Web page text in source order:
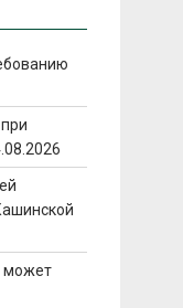
может